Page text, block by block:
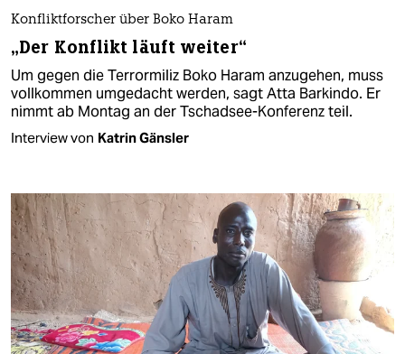
Konfliktforscher über Boko Haram
„Der Konflikt läuft weiter“
Um gegen die Terrormiliz Boko Haram anzugehen, muss
vollkommen umgedacht werden, sagt Atta Barkindo. Er
nimmt ab Montag an der Tschadsee-Konferenz teil.
Interview von Katrin Gänsler